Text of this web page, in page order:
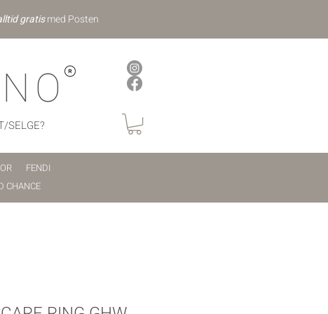
gratismed Posten
SELGE?
FENDI
CHANCE